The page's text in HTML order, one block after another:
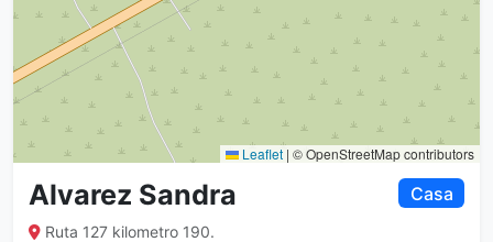
Leaflet | © OpenStreetMap contributors
Alvarez Sandra
Ruta 127 kilometro 190.
Casa